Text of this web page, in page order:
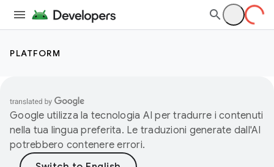
PLATFORM
Google utilizza la tecnologia AI per tradurre i contenuti
nella tua lingua preferita. Le traduzioni generate dall'AI
potrebbero contenere errori.